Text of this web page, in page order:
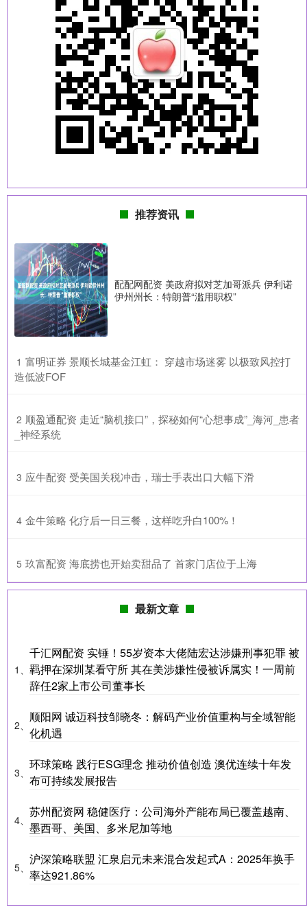
推荐资讯
配配网配资 美政府拟对芝加哥派兵 伊利诺
伊州州长：特朗普“滥用职权”
1 ​富明证券 景顺长城基金江虹： 穿越市场迷雾 以极致风控打
造低波FOF
2 ​顺盈通配资 走近“脑机接口”，探秘如何“心想事成”_海河_患者
_神经系统
3 ​应牛配资 受美国关税冲击，瑞士手表出口大幅下滑
4 ​金牛策略 化疗后一日三餐，这样吃升白100%！
5 ​玖富配资 海底捞也开始卖甜品了 首家门店位于上海
最新文章
1、
千汇网配资 实锤！55岁资本大佬陆宏达涉嫌刑事犯罪 被
羁押在深圳某看守所 其在美涉嫌性侵被诉属实！一周前
辞任2家上市公司董事长
2、
顺阳网 诚迈科技邹晓冬：解码产业价值重构与全域智能
化机遇
3、
环球策略 践行ESG理念 推动价值创造 澳优连续十年发
布可持续发展报告
4、
苏州配资网 稳健医疗：公司海外产能布局已覆盖越南、
墨西哥、美国、多米尼加等地
5、
沪深策略联盟 汇泉启元未来混合发起式A：2025年换手
率达921.86%